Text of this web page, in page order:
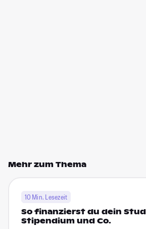
Mehr zum Thema
10 Min. Lesezeit
So finanzierst du dein
Stipendium und Co.